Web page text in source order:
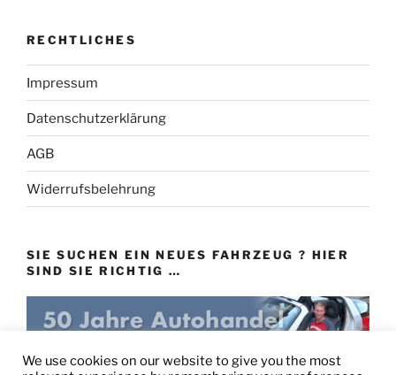
RECHTLICHES
Impressum
Datenschutzerklärung
AGB
Widerrufsbelehrung
SIE SUCHEN EIN NEUES FAHRZEUG ? HIER
SIND SIE RICHTIG …
eu-autovertrieb.de
We use cookies on our website to give you the most